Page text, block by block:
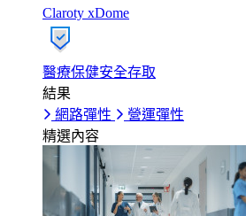
Claroty xDome
醫療保健安全存取
結果
網路彈性
營運彈性
精選內容